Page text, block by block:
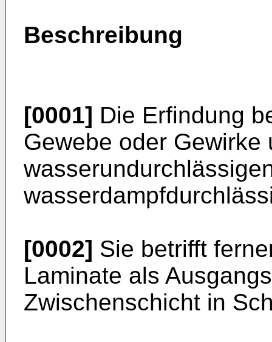
Beschreibung
[0001] Die Erfindung
Gewebe oder Gewirke
[0002] Sie betrifft
Laminate als
Zwischenschicht in